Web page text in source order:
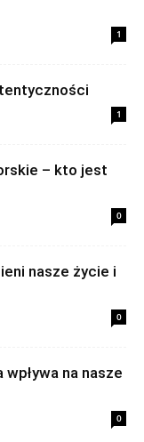
1
1
– kto jest
0
nasze życie i
0
na nasze
0